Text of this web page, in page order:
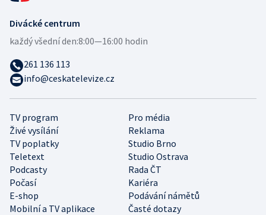
TV program
Pro média
Živé vysílání
Reklama
TV poplatky
Studio Brno
Teletext
Studio Ostrava
Podcasty
Rada ČT
Počasí
Kariéra
E-shop
Podávání námětů
Mobilní a TV aplikace
Časté dotazy
Divácké centrum
každý všední den:8:00—16:00 hodin
261 136 113
info@ceskatelevize.cz